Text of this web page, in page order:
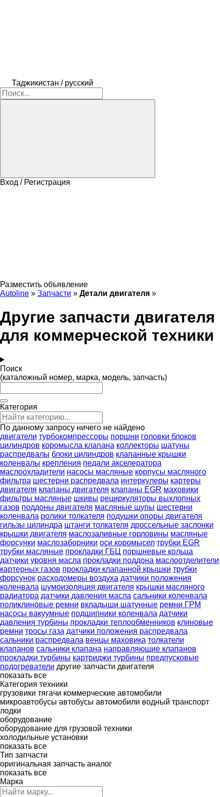
Таджикистан / русский
Вход / Регистрация
Разместить объявление
Autoline » Запчасти » Детали двигателя »
Другие запчасти двигателя
для коммерческой техники
Поиск
(каталожный номер, марка, модель, запчасть)
Категория
По данному запросу ничего не найдено
двигатели турбокомпрессоры поршни головки блоков
цилиндров коромысла клапана коллекторы шатуны
распредвалы блоки цилиндров клапанные крышки
коленвалы крепления педали акселератора
маслоохладители насосы масляные корпусы масляного
фильтра шестерни распредвала интеркулеры картеры
двигателя клапаны двигателя клапаны EGR маховики
фильтры масляные шкивы рециркуляторы выхлопных
газов поддоны двигателя масляные щупы шестерни
коленвала ролики толкателя подушки опоры двигателя
гильзы цилиндра штанги толкателя дроссельные заслонки
крышки двигателя маслозаливные горловины масляные
форсунки маслозаборники оси коромысел трубки EGR
трубки масляные прокладки ГБЦ поршневые кольца
датчики уровня масла прокладки поддона маслоотделители
картерных газов прокладки клапанной крышки трубки
форсунок расходомеры воздуха датчики положения
коленвала шумоизоляция двигателя крышки масляного
радиатора датчики давления масла сальники коленвала
поликлиновые ремни вкладыши шатунные ремни ГРМ
насосы вакуумные подшипники коленвала датчики
давления турбины прокладки теплообменников клиновые
ремни тросы газа датчики положения распредвала
сальники распредвала венцы маховика толкатели
клапанов сальники клапана направляющие клапанов
прокладки турбины картриджи турбины предпусковые
подогреватели другие запчасти двигателя
показать все
Категория техники
грузовики тягачи коммерческие автомобили
микроавтобусы автобусы автомобили водный транспорт
лодки
оборудование
оборудование для грузовой техники
холодильные установки
показать все
Тип запчасти
оригинальная запчасть аналог
показать все
Марка